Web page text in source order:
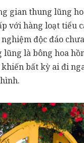
gian thung lũng
với hàng loạt tiểu
độc đáo
là bông hoa
bất kỳ ai đi